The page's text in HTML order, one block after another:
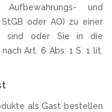
und
StGB oder AO) zu einer
sind oder Sie in die
Art. 6 Abs. 1 S. 1 lit.
als Gast bestellen